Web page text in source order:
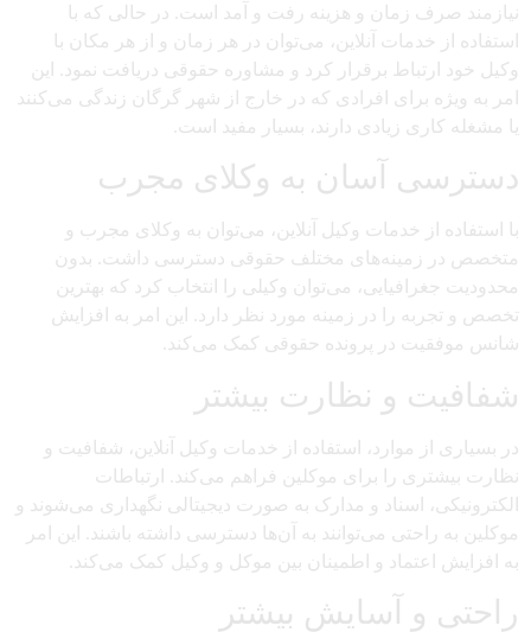
نیازمند صرف زمان و هزینه رفت و آمد است. در حالی که با
استفاده از خدمات آنلاین، می‌توان در هر زمان و از هر مکان با
وکیل خود ارتباط برقرار کرد و مشاوره حقوقی دریافت نمود. این
امر به ویژه برای افرادی که در خارج از شهر گرگان زندگی می‌کنند
یا مشغله کاری زیادی دارند، بسیار مفید است.
دسترسی آسان به وکلای مجرب
با استفاده از خدمات وکیل آنلاین، می‌توان به وکلای مجرب و
متخصص در زمینه‌های مختلف حقوقی دسترسی داشت. بدون
محدودیت جغرافیایی، می‌توان وکیلی را انتخاب کرد که بهترین
تخصص و تجربه را در زمینه مورد نظر دارد. این امر به افزایش
شانس موفقیت در پرونده حقوقی کمک می‌کند.
شفافیت و نظارت بیشتر
در بسیاری از موارد، استفاده از خدمات وکیل آنلاین، شفافیت و
نظارت بیشتری را برای موکلین فراهم می‌کند. ارتباطات
الکترونیکی، اسناد و مدارک به صورت دیجیتالی نگهداری می‌شوند و
موکلین به راحتی می‌توانند به آن‌ها دسترسی داشته باشند. این امر
به افزایش اعتماد و اطمینان بین موکل و وکیل کمک می‌کند.
راحتی و آسایش بیشتر